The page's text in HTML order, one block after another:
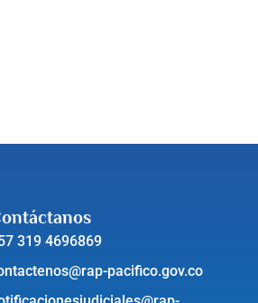
319 4696869
pacifico.gov.co